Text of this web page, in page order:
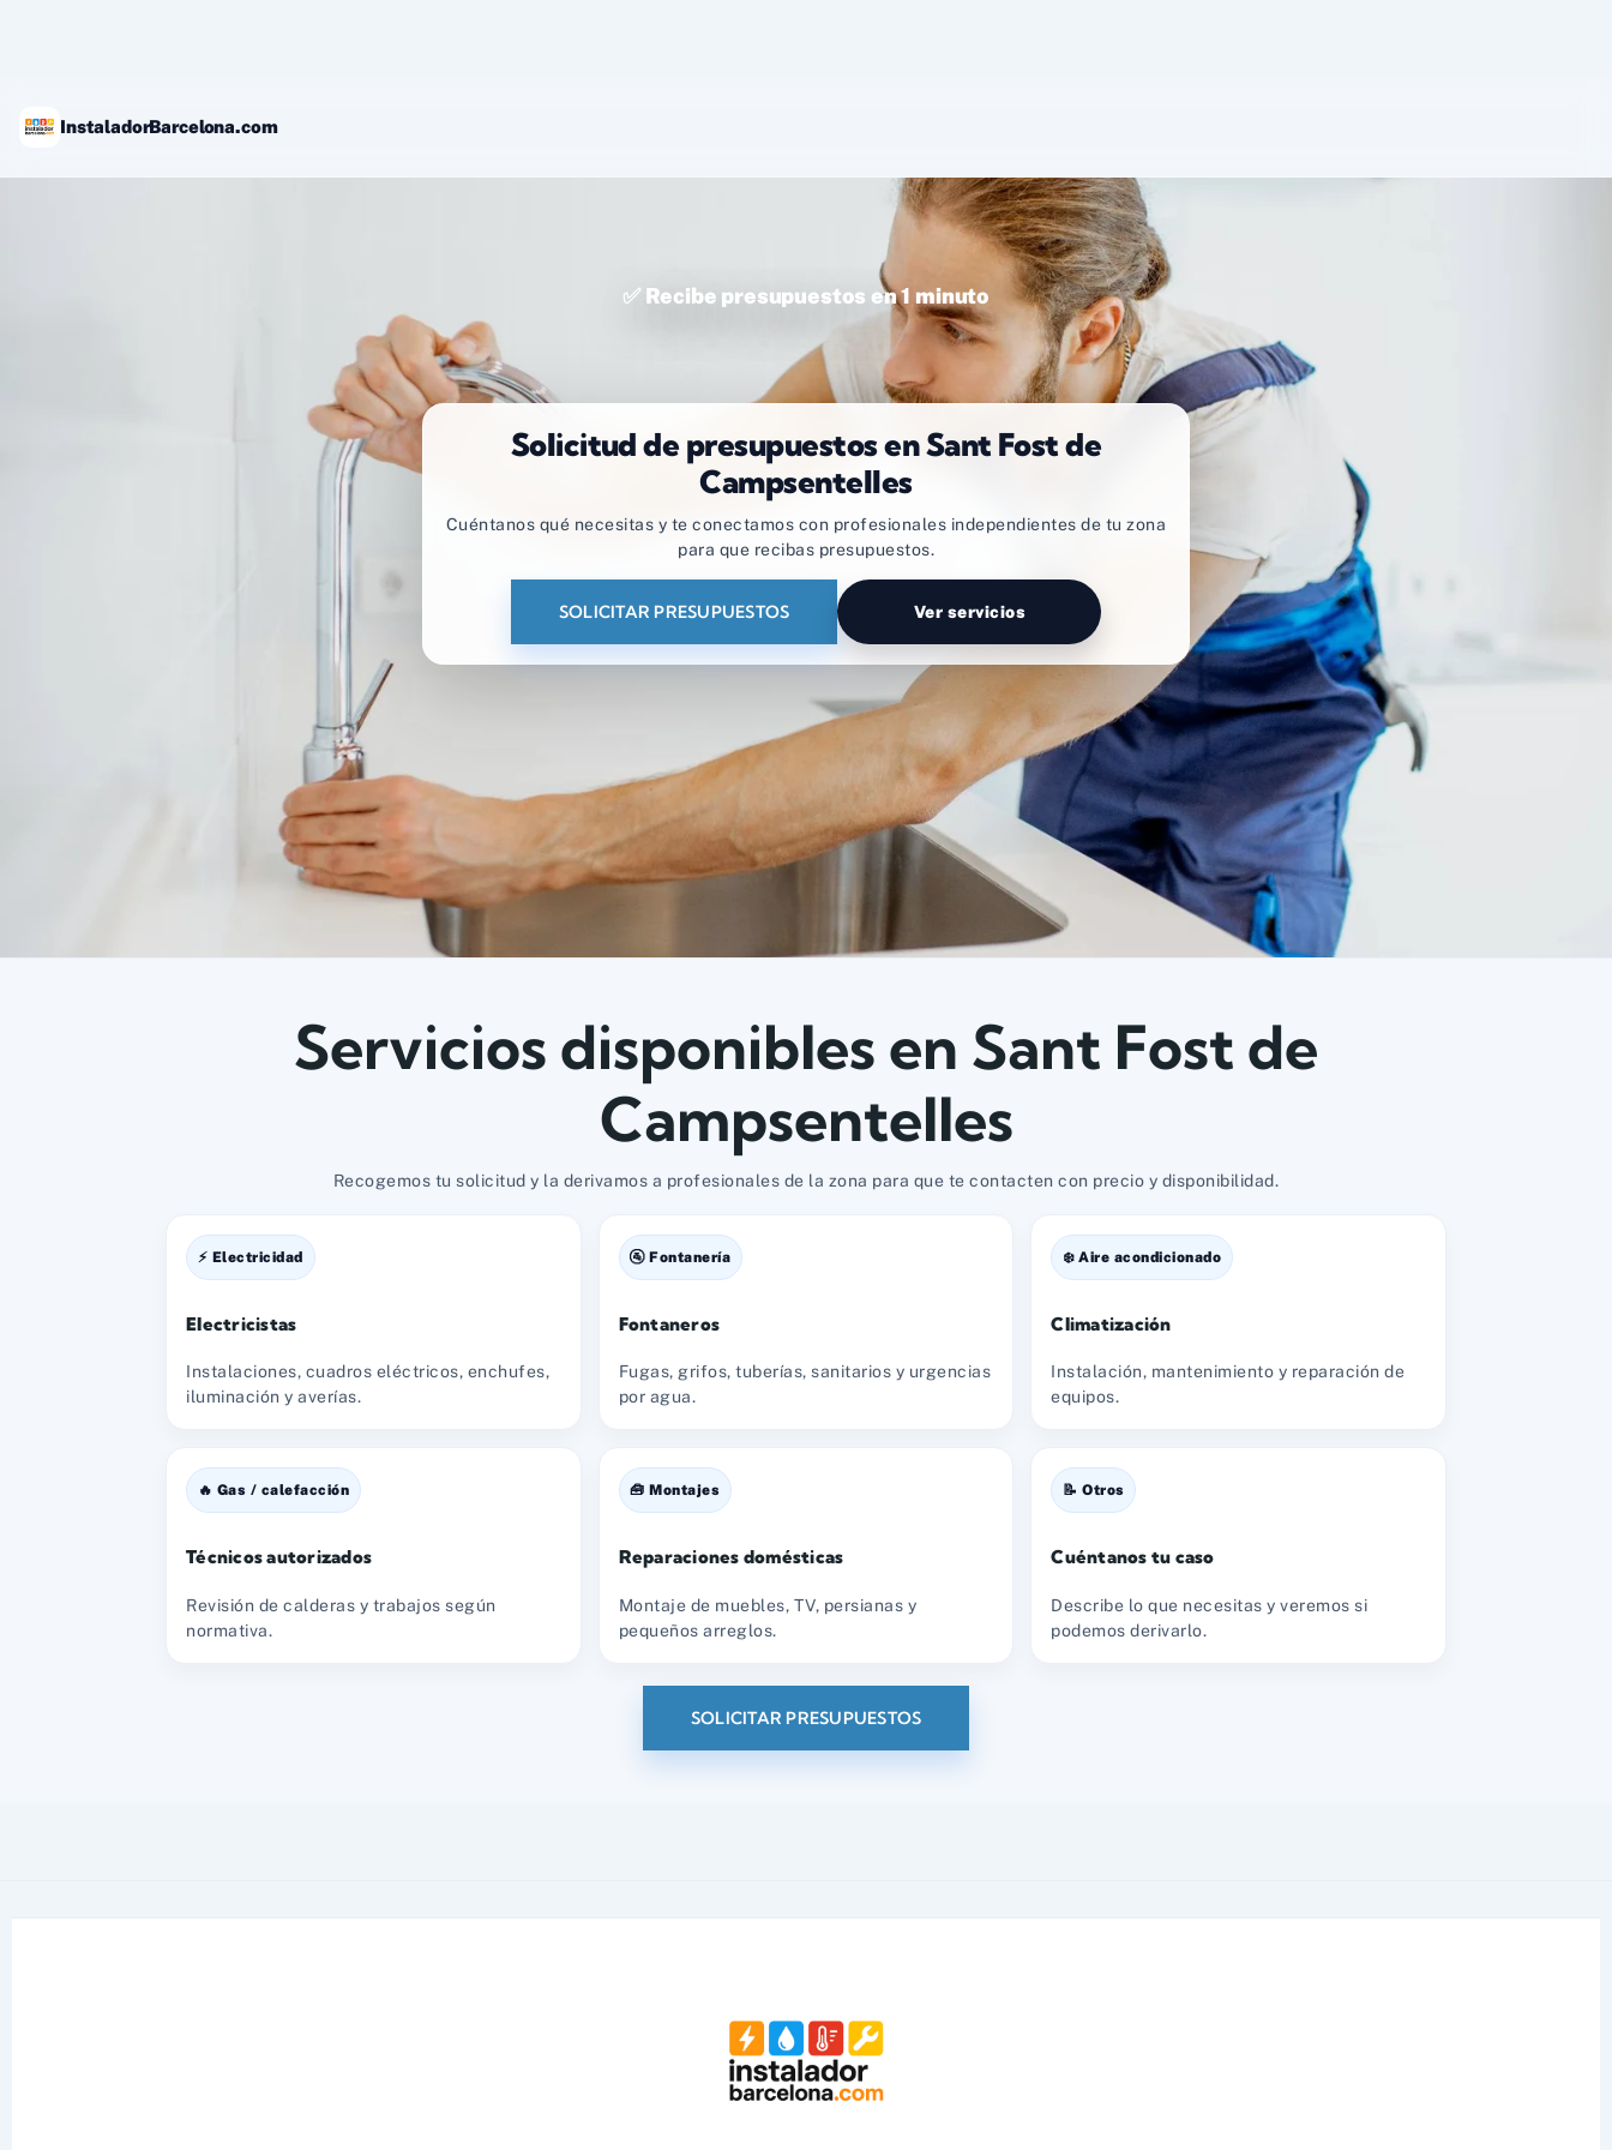
InstaladorBarcelona.com
✅ Recibe presupuestos en 1 minuto
Solicitud de presupuestos en Sant Fost de
Campsentelles
Cuéntanos qué necesitas y te conectamos con profesionales independientes de tu zona
para que recibas presupuestos.
SOLICITAR PRESUPUESTOS Ver servicios
Servicios disponibles en Sant Fost de
Campsentelles
Recogemos tu solicitud y la derivamos a profesionales de la zona para que te contacten con precio y disponibilidad.
⚡ Electricidad
Electricistas
Instalaciones, cuadros eléctricos, enchufes,
iluminación y averías.
🚰 Fontanería
Fontaneros
Fugas, grifos, tuberías, sanitarios y urgencias
por agua.
❄️ Aire acondicionado
Climatización
Instalación, mantenimiento y reparación de
equipos.
🔥 Gas / calefacción
Técnicos autorizados
Revisión de calderas y trabajos según
normativa.
🧰 Montajes
Reparaciones domésticas
Montaje de muebles, TV, persianas y
pequeños arreglos.
📝 Otros
Cuéntanos tu caso
Describe lo que necesitas y veremos si
podemos derivarlo.
SOLICITAR PRESUPUESTOS